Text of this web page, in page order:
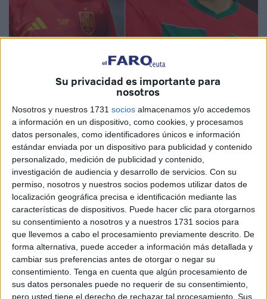
Su privacidad es importante para
nosotros
Nosotros y nuestros 1731 socios almacenamos y/o accedemos
a información en un dispositivo, como cookies, y procesamos
datos personales, como identificadores únicos e información
estándar enviada por un dispositivo para publicidad y contenido
personalizado, medición de publicidad y contenido,
investigación de audiencia y desarrollo de servicios. Con su
permiso, nosotros y nuestros socios podemos utilizar datos de
localización geográfica precisa e identificación mediante las
características de dispositivos. Puede hacer clic para otorgarnos
su consentimiento a nosotros y a nuestros 1731 socios para
que llevemos a cabo el procesamiento previamente descrito. De
forma alternativa, puede acceder a información más detallada y
cambiar sus preferencias antes de otorgar o negar su
consentimiento. Tenga en cuenta que algún procesamiento de
sus datos personales puede no requerir de su consentimiento,
pero usted tiene el derecho de rechazar tal procesamiento. Sus
Imagen cedida
Finalmente se reeditará el enfrentamiento de octavos de
final del Mundial de fútbol de Qatar. Marruecos y España
volverán a verse las caras, esta vez en un torneo olímpico,
para luchar por una plaza en la final de París 2024.
De manera contundente, los combinados de España y
Marruecos han solventado sus enfrentamientos de cuartos
de final, los peninsulares ganaron por 3-0 a Japón y los del
Reino Aluita 4-0 a Estados Unidos, y se han clasificado
para la ronda en la que se comenzarán a decidir las
medallas en la mayor cita deportiva del mundo, los Juegos